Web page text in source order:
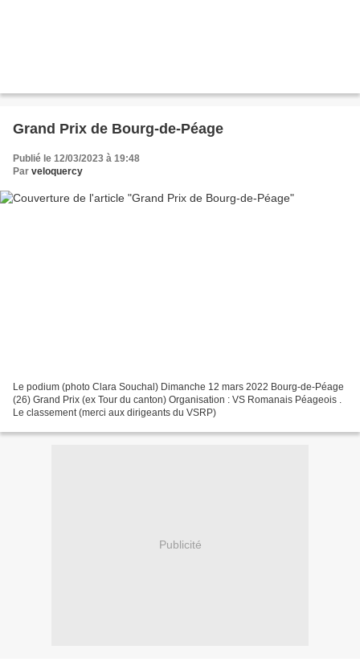
Grand Prix de Bourg-de-Péage
Publié le 12/03/2023 à 19:48
Par veloquercy
Le podium (photo Clara Souchal) Dimanche 12 mars 2022 Bourg-de-Péage
(26) Grand Prix (ex Tour du canton) Organisation : VS Romanais Péageois .
Le classement (merci aux dirigeants du VSRP)
Publicité